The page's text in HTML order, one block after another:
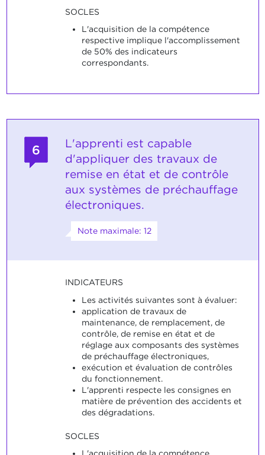
SOCLES
L'acquisition de la compétence
respective implique l'accomplissement
de 50% des indicateurs
correspondants.
6
L'apprenti est capable
d'appliquer des travaux de
remise en état et de contrôle
aux systèmes de préchauffage
électroniques.
Note maximale: 12
INDICATEURS
Les activités suivantes sont à évaluer:
application de travaux de
maintenance, de remplacement, de
contrôle, de remise en état et de
réglage aux composants des systèmes
de préchauffage électroniques,
exécution et évaluation de contrôles
du fonctionnement.
L'apprenti respecte les consignes en
matière de prévention des accidents et
des dégradations.
SOCLES